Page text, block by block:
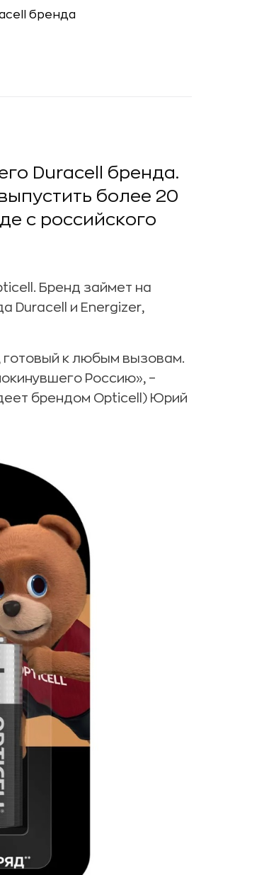
Duracell бренда.
более 20
с российского
Бренд займет на
Duracell и Energizer,
готовый к любым вызовам.
Россию», –
брендом Opticell) Юрий